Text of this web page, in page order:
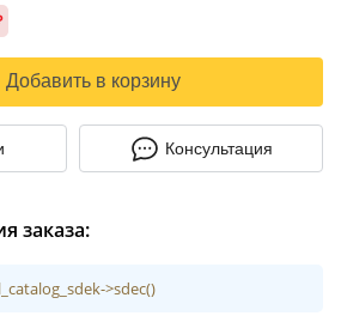
Добавить в корзину
Консультация
заказа:
>sdec()